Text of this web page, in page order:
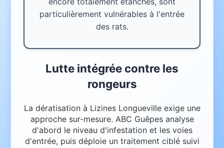
particulièrement vulnérables à l'entrée
des rats.
Lutte intégrée contre les
rongeurs
La dératisation à Lizines Longueville exige une
approche sur-mesure. ABC Guêpes analyse
d'abord le niveau d'infestation et les voies
d'entrée, puis déploie un traitement ciblé suivi